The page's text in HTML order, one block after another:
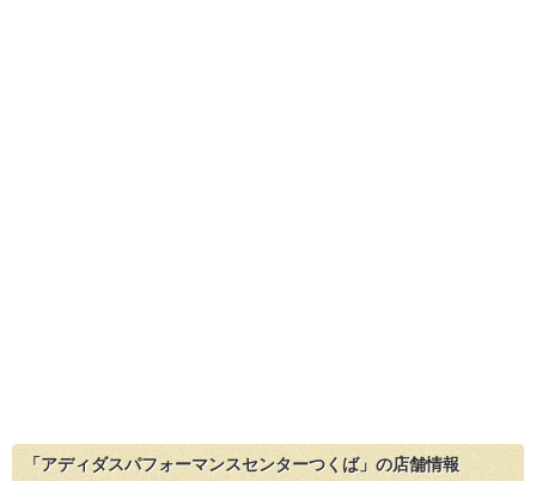
「アディダスパフォーマンスセンターつくば」の店舗情報